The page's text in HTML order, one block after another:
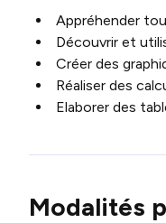
Appréhender
Découvrir et
Créer des
Réaliser des
Elaborer des
Modalités